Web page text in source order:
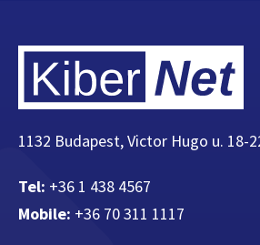
1132 Budapest, Victor Hugo u. 18-
Tel: +36 1 438 4567
Mobile: +36 70 311 1117